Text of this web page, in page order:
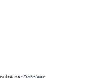
par Dotclear.